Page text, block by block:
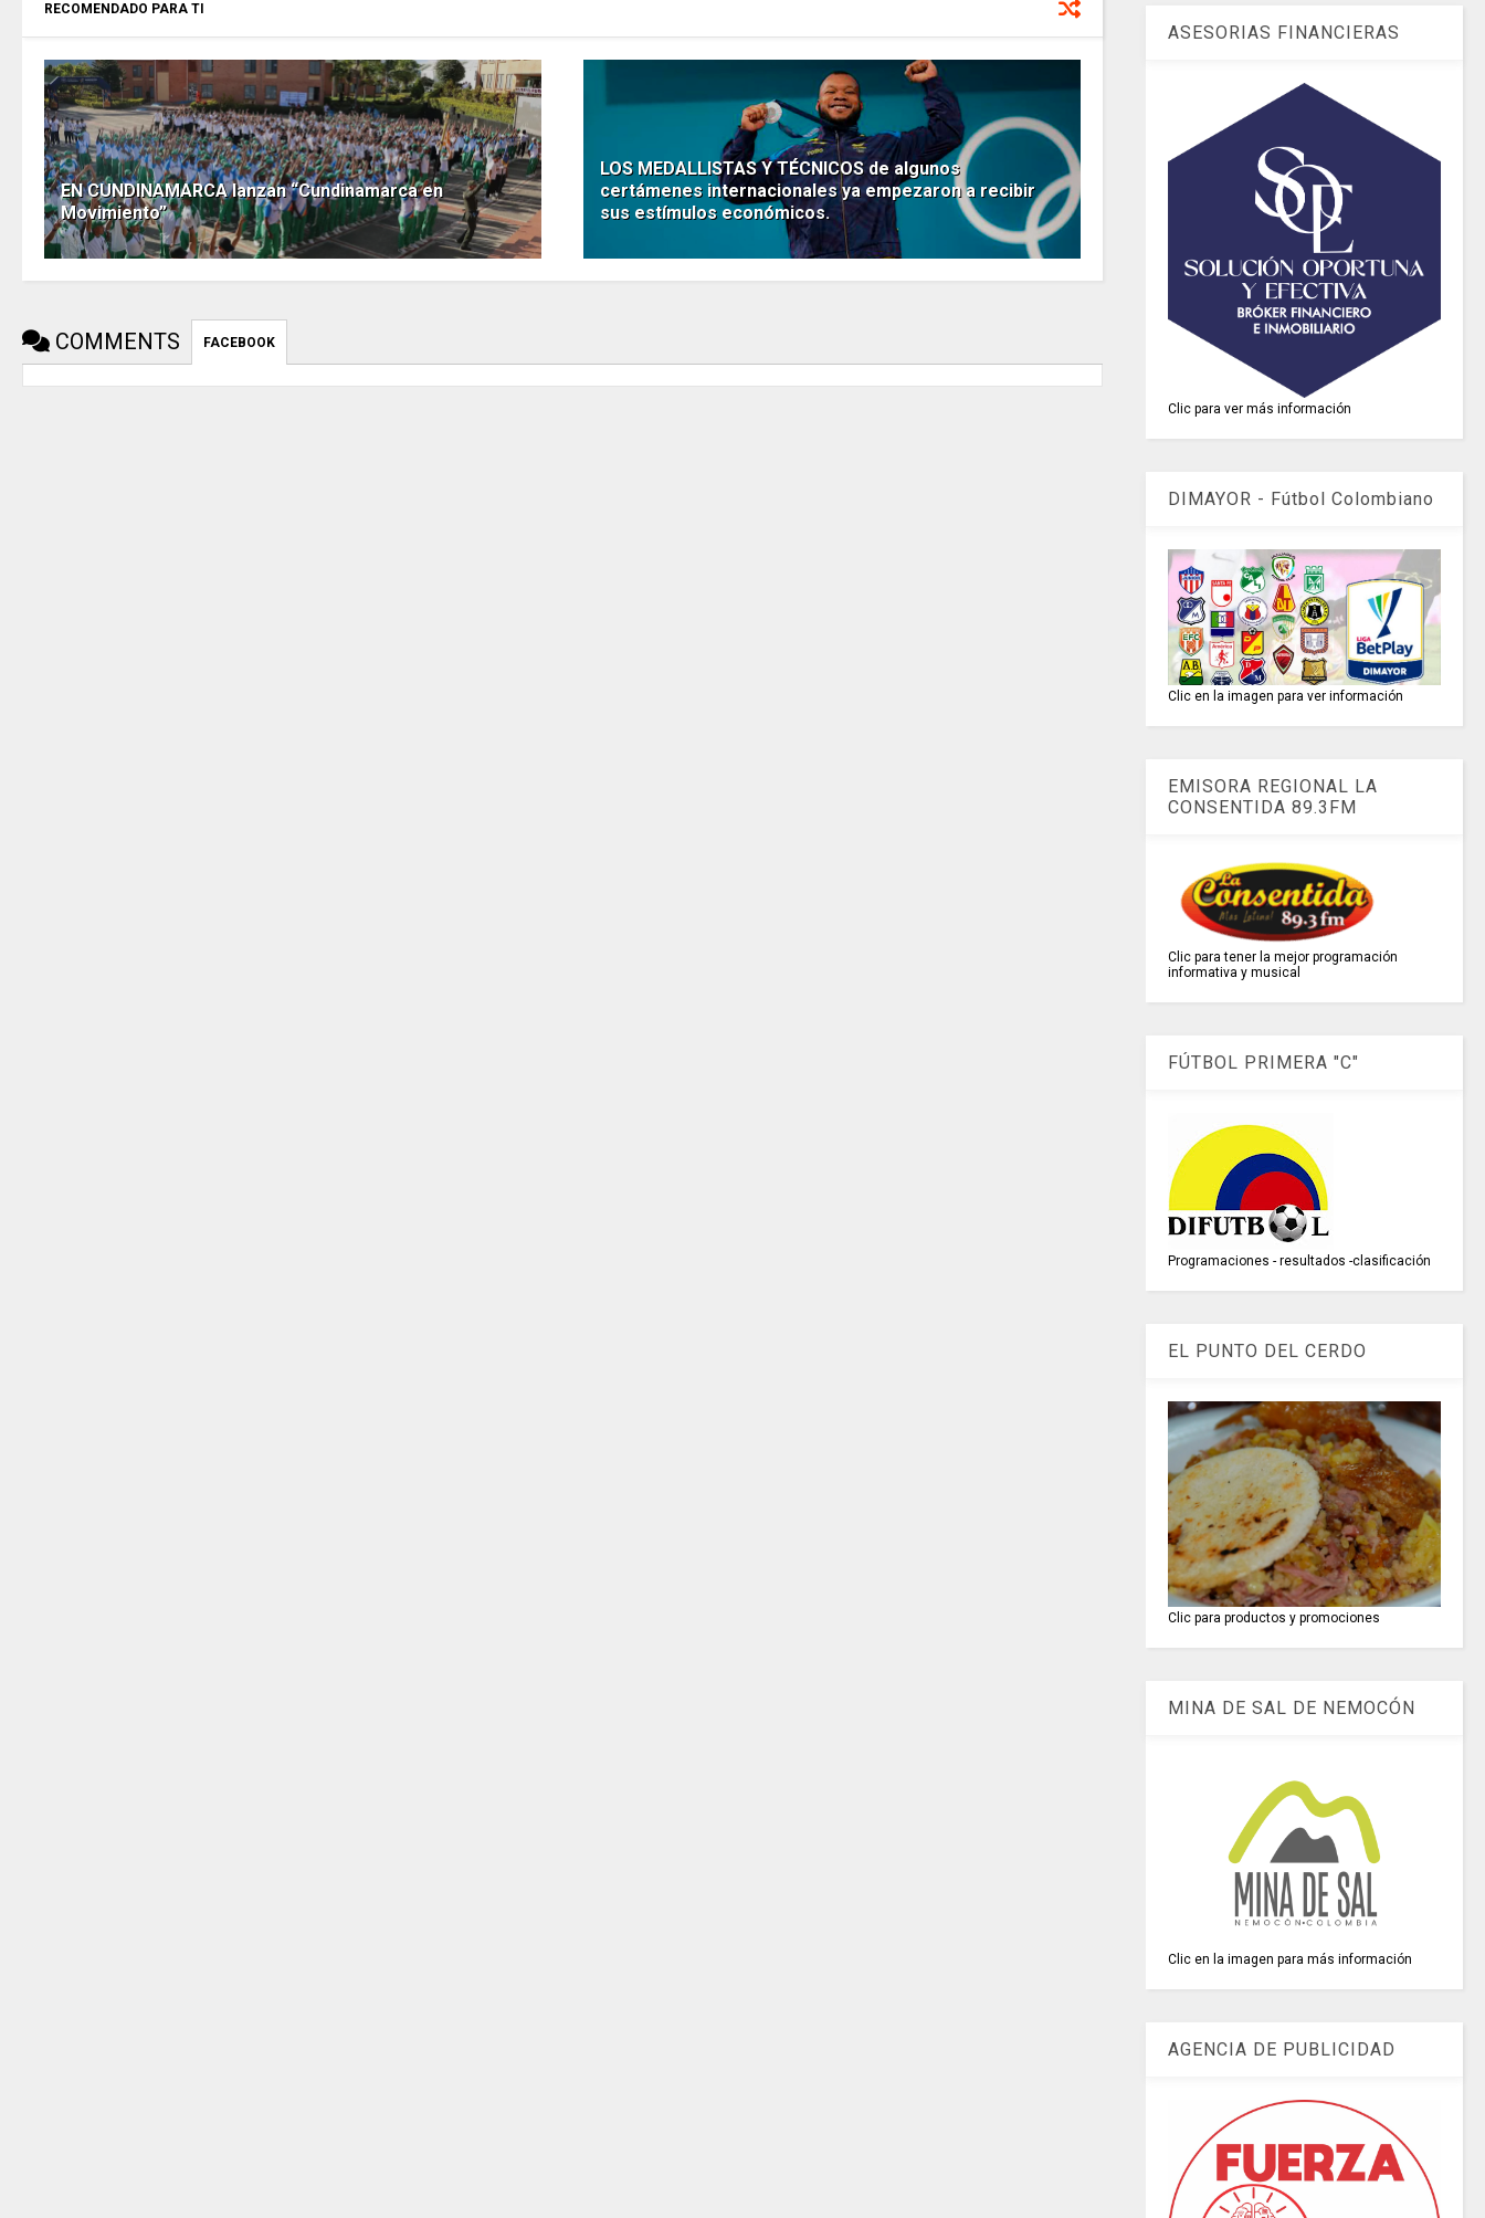
RECOMENDADO PARA TI
EN CUNDINAMARCA lanzan “Cundinamarca en
Movimiento”
LOS MEDALLISTAS Y TÉCNICOS de algunos
certámenes internacionales ya empezaron a recibir
sus estímulos económicos.
COMMENTS FACEBOOK
ASESORIAS FINANCIERAS
Clic para ver más información
DIMAYOR - Fútbol Colombiano
Clic en la imagen para ver información
EMISORA REGIONAL LA
CONSENTIDA 89.3FM
Clic para tener la mejor programación
informativa y musical
FÚTBOL PRIMERA "C"
Programaciones - resultados -clasificación
EL PUNTO DEL CERDO
Clic para productos y promociones
MINA DE SAL DE NEMOCÓN
Clic en la imagen para más información
AGENCIA DE PUBLICIDAD